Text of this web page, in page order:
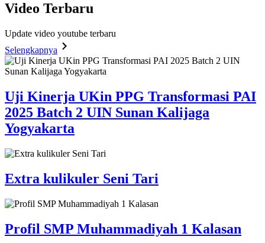
Video Terbaru
Update video youtube terbaru
Selengkapnya
Uji Kinerja UKin PPG Transformasi PAI
2025 Batch 2 UIN Sunan Kalijaga
Yogyakarta
Extra kulikuler Seni Tari
Profil SMP Muhammadiyah 1 Kalasan